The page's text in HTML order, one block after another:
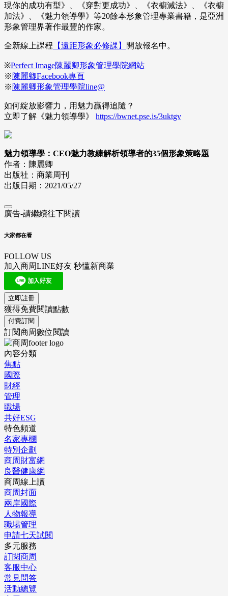
現你的成功有型》、《穿對更成功》、《衣櫥減法》、《衣櫥
加法》、《魅力領導學》等20餘本形象管理專業書籍，是亞洲
形象管理界著作最豐的作家。
全新線上課程 【遠距形象必修課】 開放報名中。
※Perfect Image陳麗卿形象管理學院網站
※ 陳麗卿Facebook專頁
※ 陳麗卿形象管理學院line@
如何綻放影響力，用魅力贏得追隨？
立即了解《魅力領導學》 https://bwnet.pse.is/3uktgv
魅力領導學：CEO魅力教練解析領導者的35個形象策略題
作者：陳麗卿
出版社：商業周刊
出版日期：2021/05/27
廣告-請繼續往下閱讀
大家都在看
FOLLOW US
加入商周LINE好友 秒懂新商業
立即註冊
獲得免費閱讀點數
付費訂閱
訂閱商周數位閱讀
內容分類
焦點
國際
財經
管理
職場
共好ESG
特色頻道
名家專欄
特別企劃
商周財富網
良醫健康網
商周線上讀
商周封面
兩岸國際
人物報導
職場管理
申請七天試閱
多元服務
訂閱商周
客服中心
常見問答
活動總覽